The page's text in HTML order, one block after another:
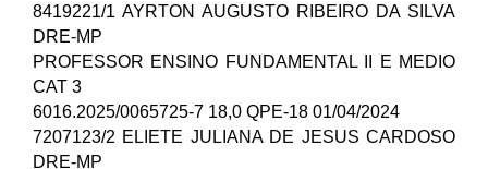
8419221/1 AYRTON AUGUSTO RIBEIRO DA SILVA
DRE-MP
PROFESSOR ENSINO FUNDAMENTAL II E MEDIO
CAT 3
6016.2025/0065725-7 18,0 QPE-18 01/04/2024
7207123/2 ELIETE JULIANA DE JESUS CARDOSO
DRE-MP